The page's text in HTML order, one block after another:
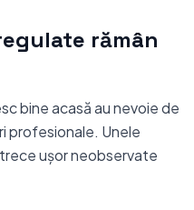
rămân
bine acasă au nevoie de
profesionale. Unele
ușor neobservate